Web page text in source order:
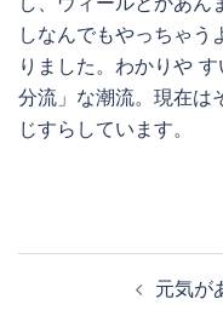
しなんでもやっちゃう
りました。わかりや
分流」な潮流。現在は
じすらしています。
元気が